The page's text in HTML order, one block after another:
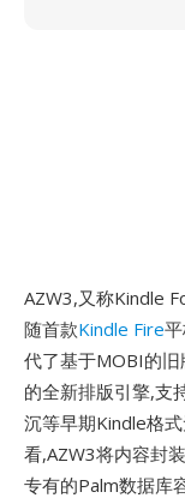
AZW3,又称Kindle
随首款Kindle Fire
代了基于MOBI的旧
的全新排版引擎,支
沉等早期Kindle格
看,AZW3将内容封
专有的Palm数据库